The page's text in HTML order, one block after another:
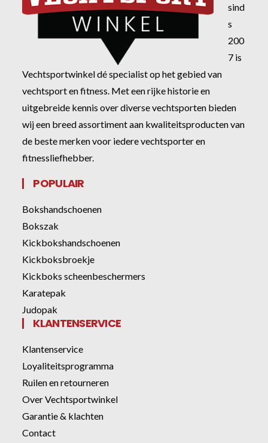
sind
s
200
7 is
Vechtsportwinkel dé specialist op het gebied van
vechtsport en fitness. Met een rijke historie en
uitgebreide kennis over diverse vechtsporten bieden
wij een breed assortiment aan kwaliteitsproducten van
de beste merken voor iedere vechtsporter en
fitnessliefhebber.
POPULAIR
Bokshandschoenen
Bokszak
Kickbokshandschoenen
Kickboksbroekje
Kickboks scheenbeschermers
Karatepak
Judopak
KLANTENSERVICE
Klantenservice
Loyaliteitsprogramma
Ruilen en retourneren
Over Vechtsportwinkel
Garantie & klachten
Contact